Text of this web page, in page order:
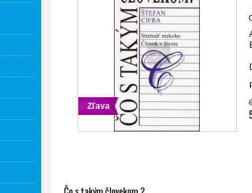
Zľava